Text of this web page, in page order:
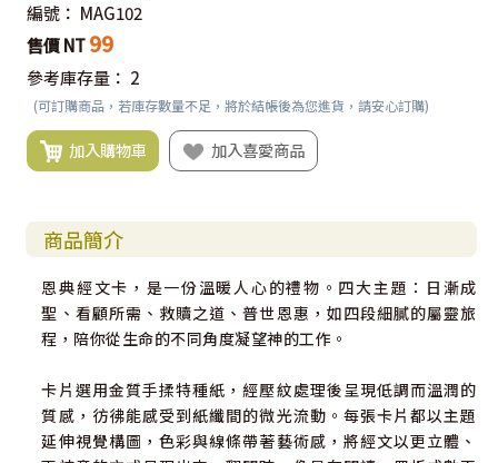
編號： MAG102
售價 NT 99
參考庫存量： 2
(可訂購商品，若庫存數量不足，將於結帳後為您進貨，請安心訂購)
加入購物車 加入喜愛商品
商品簡介
恩典經文卡，是一份溫暖人心的禮物。四大主題：日漸成
聖、看顧所需、救贖之道、普世恩惠，如四段細膩的屬靈旅
程，陪你從生命的不同角度凝望神的工作。
卡片選用金質手揉特種紙，經壓紋處理後呈現低調而溫潤的
質感，彷彿能感受到紙纖間的微光流動。每張卡片都以主題
延伸視覺構圖，色彩與線條帶著藝術感，將經文以更立體、